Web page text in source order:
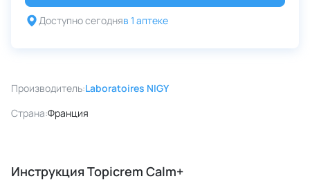
Доступно сегодняв 1 аптеке
Производитель:Laboratoires NIGY
Страна:Франция
Инструкция Topicrem Calm+